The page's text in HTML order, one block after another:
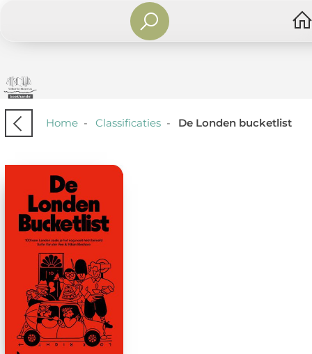
Home- Classificaties- De Londen bucketlist